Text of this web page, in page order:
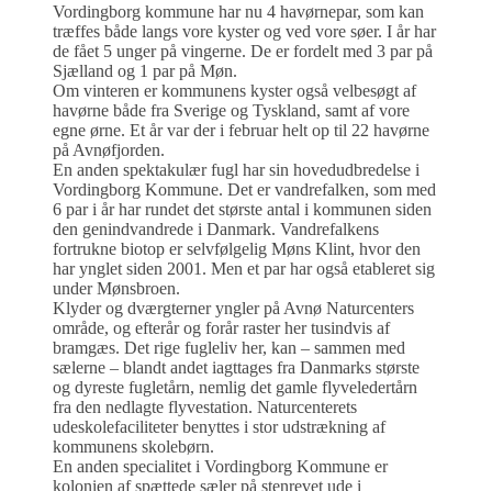
Vordingborg kommune har nu 4 havørnepar, som kan
træffes både langs vore kyster og ved vore søer. I år har
de fået 5 unger på vingerne. De er fordelt med 3 par på
Sjælland og 1 par på Møn.
Om vinteren er kommunens kyster også velbesøgt af
havørne både fra Sverige og Tyskland, samt af vore
egne ørne. Et år var der i februar helt op til 22 havørne
på Avnøfjorden.
En anden spektakulær fugl har sin hovedudbredelse i
Vordingborg Kommune. Det er vandrefalken, som med
6 par i år har rundet det største antal i kommunen siden
den genindvandrede i Danmark. Vandrefalkens
fortrukne biotop er selvfølgelig Møns Klint, hvor den
har ynglet siden 2001. Men et par har også etableret sig
under Mønsbroen.
Klyder og dværgterner yngler på Avnø Naturcenters
område, og efterår og forår raster her tusindvis af
bramgæs. Det rige fugleliv her, kan – sammen med
sælerne – blandt andet iagttages fra Danmarks største
og dyreste fugletårn, nemlig det gamle flyveledertårn
fra den nedlagte flyvestation. Naturcenterets
udeskolefaciliteter benyttes i stor udstrækning af
kommunens skolebørn.
En anden specialitet i Vordingborg Kommune er
kolonien af spættede sæler på stenrevet ude i